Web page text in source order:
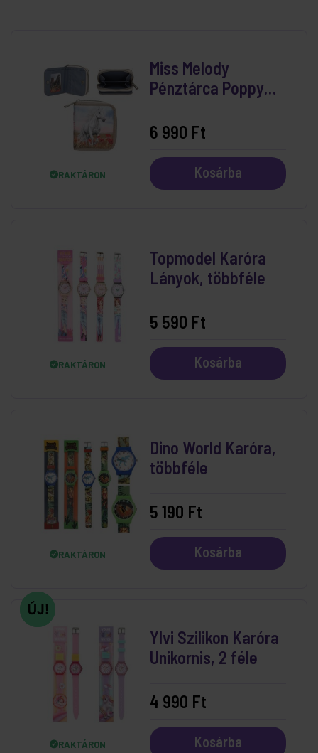
RAKTÁRON
Miss Melody
Pénztárca Poppy
6 990 Ft
Kosárba
RAKTÁRON
Topmodel Karóra
Lányok, többféle
5 590 Ft
Kosárba
RAKTÁRON
Dino World Karóra,
többféle
5 190 Ft
Kosárba
RAKTÁRON
Ylvi Szilikon Karóra
Unikornis, 2 féle
4 990 Ft
Kosárba